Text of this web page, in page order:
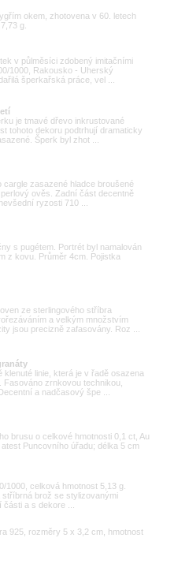
okem, zhotovena v 60. letech
g.
v půlměsíci zdobený imitačními
1000, Rakousko - Uherský
šperkařská práce, vel ...
je tmavé dřevo inkrustované
tohoto dekoru podtrhují dramaticky
Šperk byl zhot ...
zasazené hladce broušené
ověs. Zadní část decentně
ryzosti 710 ...
s pugétem. Portrét byl namalován
z kovu. Průměr 4cm. Pojistka
ze sterlingového stříbra
a velkým množstvím
jsou precizně zafasovány. Roz ...
linie, která je v řadě osazena
zrnkovou technikou,
a nadčasový špe ...
brusu o celkové hmotnosti 0,1 ct, Au
Puncovního úřadu; délka 5 cm
celková hmotnost 5,13 g.
stříbrná brož se stylizovanými
a s dekore ...
925, rozměry 5 x 3,2 cm, hmotnost